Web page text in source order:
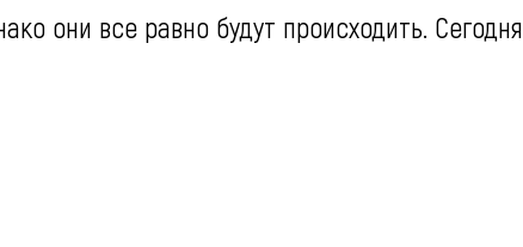
они все равно будут происходить. Сегодня